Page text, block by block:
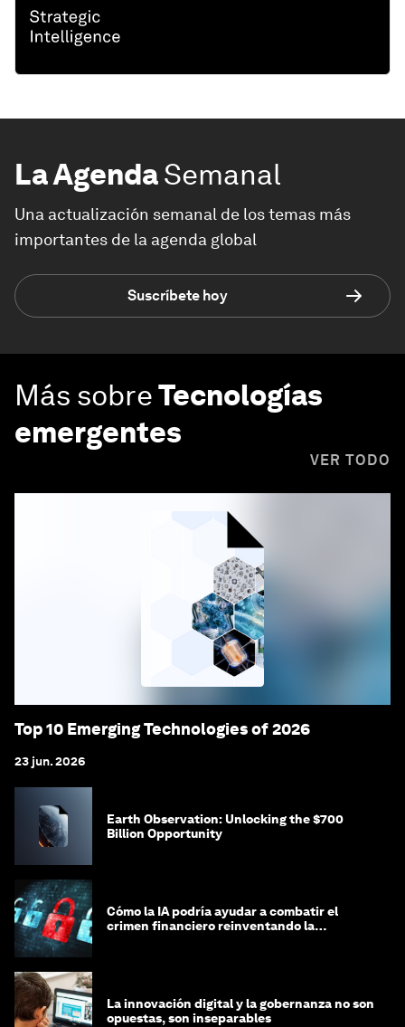
La AgendaSemanal
Una actualización semanal de los temas más
importantes de la agenda global
Suscríbete hoy
Más sobreTecnologías
emergentes
VER TODO
Top 10 Emerging Technologies of 2026
23 jun. 2026
Earth Observation: Unlocking the $700
Billion Opportunity
Cómo la IA podría ayudar a combatir el
crimen financiero reinventando la
La innovación digital y la gobernanza no son
opuestas, son inseparables